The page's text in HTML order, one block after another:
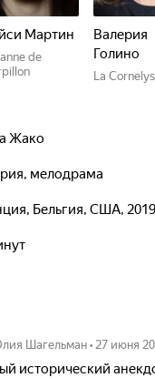
Мартин
de
Валерия
Голино
La Cornelys
Жако
мелодрама
Бельгия, США, 2019
Шагельман• 27 июня
исторический